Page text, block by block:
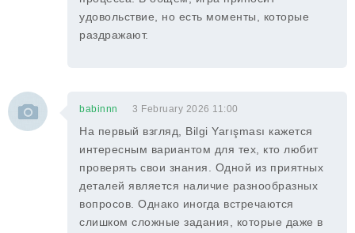
удовольствие, но есть моменты, которые
раздражают.
babinnn 3 February 2026 11:00
На первый взгляд, Bilgi Yarışması кажется
интересным вариантом для тех, кто любит
проверять свои знания. Одной из приятных
деталей является наличие разнообразных
вопросов. Однако иногда встречаются
слишком сложные задания, которые даже в